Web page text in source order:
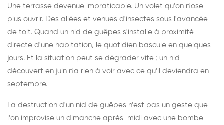
Une terrasse devenue impraticable. Un volet qu'on n'ose
plus ouvrir. Des allées et venues d'insectes sous l'avancée
de toit. Quand un nid de guêpes s'installe à proximité
directe d'une habitation, le quotidien bascule en quelques
jours. Et la situation peut se dégrader vite : un nid
découvert en juin n'a rien à voir avec ce qu'il deviendra en
septembre.
La destruction d'un nid de guêpes n'est pas un geste que
l'on improvise un dimanche après-midi avec une bombe